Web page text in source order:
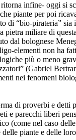
infine- oggi si
piante per poi
di “bio-pirateria” sia
pietra miliare di
dal bolognese
elementi non ha
più o meno
(Gabriel
nei fenomeni
di proverbi e detti
e parecchi liberi
(come nel caso
piante e delle